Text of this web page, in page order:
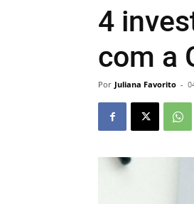
4
com a
Por Juliana Favorito -